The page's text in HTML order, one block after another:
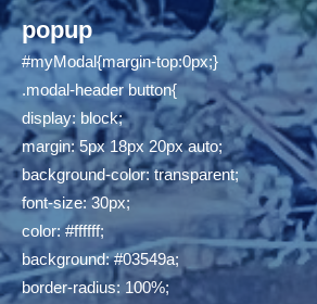
popup
#myModal{margin-top:0px;}
.modal-header button{
display: block;
margin: 5px 18px 20px auto;
background-color: transparent;
font-size: 30px;
color: #ffffff;
background: #03549a;
border-radius: 100%;